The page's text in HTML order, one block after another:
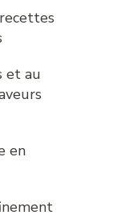
et au
en